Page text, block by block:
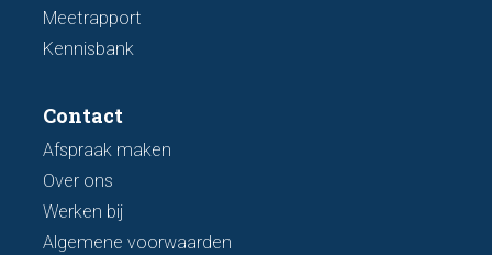
Meetrapport
Kennisbank
Contact
Afspraak maken
Over ons
Werken bij
Algemene voorwaarden